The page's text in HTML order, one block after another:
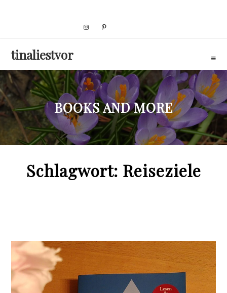
tinaliestvor
BOOKS AND MORE
Schlagwort: Reiseziele